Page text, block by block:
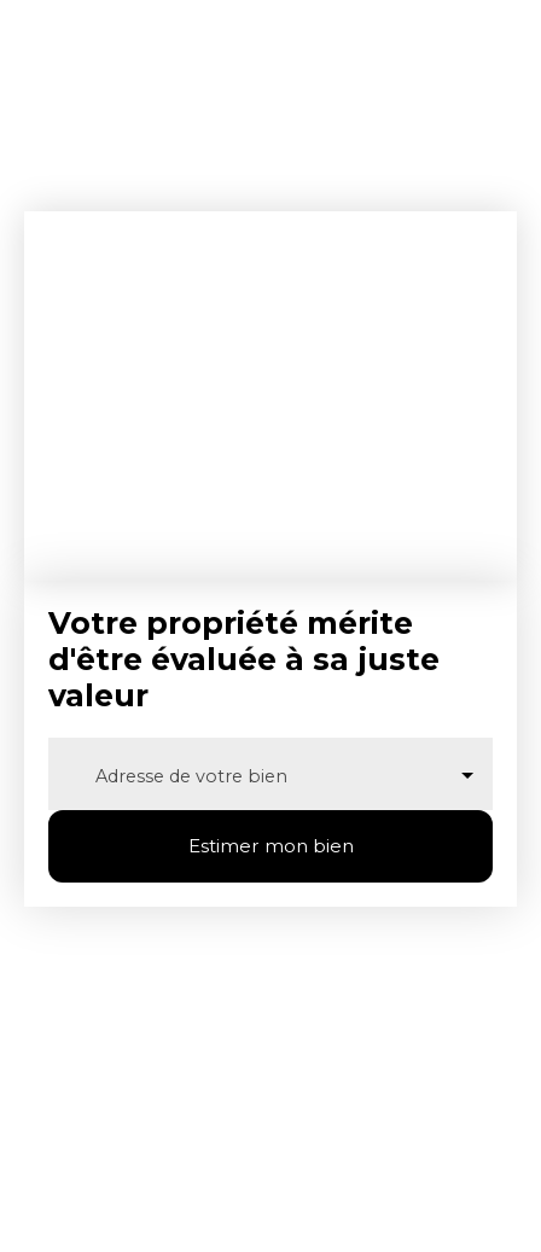
Votre propriété mérite
d'être évaluée à sa juste
valeur
Adresse de votre bien
Estimer mon bien